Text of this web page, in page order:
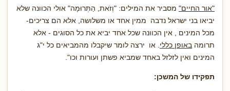
"אור החיים" מסביר את המילים: "וְזֹאת, הַתְּרוּמָה" אולי הכוונה שלא
יביאו בני ישראל נדבה ממין אחד או משלושה, אלא הם צריכים-
מכל המינים , אין הכוונה שכל אחד יביא את כל הסוגים - אלא
תרומה באופן כללי . או ירצה לומר שיקבלו מהמביאים כל י"ג
המינים ואין לזלזל באחד שמביא פשתן ועורות וכו".
תפקידו של המשכן: